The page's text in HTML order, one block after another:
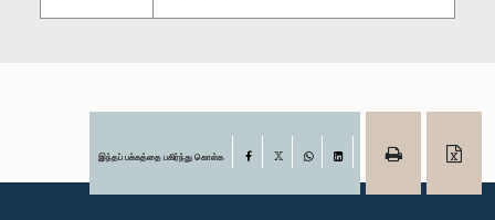
இந்தப் பக்கத்தை பகிர்ந்து கொள்க Facebook